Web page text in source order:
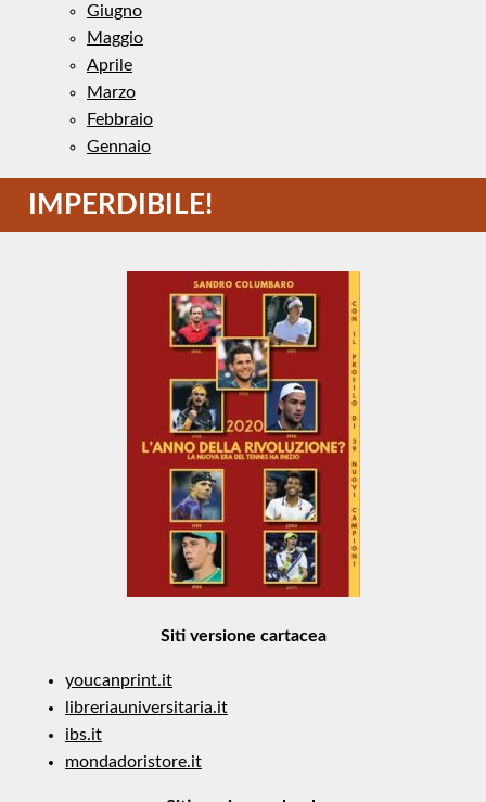
Giugno
Maggio
Aprile
Marzo
Febbraio
Gennaio
IMPERDIBILE!
Siti versione cartacea
youcanprint.it
libreriauniversitaria.it
ibs.it
mondadoristore.it